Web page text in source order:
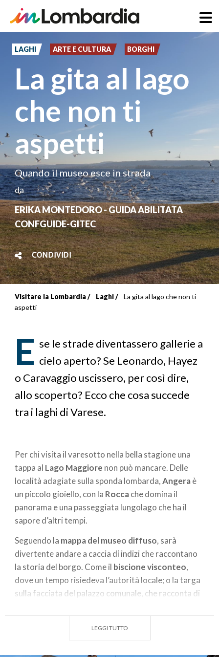
principale
LAGHI ARTE E CULTURA BORGHI
La gita al lago
che non ti
aspetti
Quando il museo esce in strada
da
ERIKA MONTEDORO - GUIDA ABILITATA
CONFGUIDE-GITEC
CONDIVIDI
Briciole
pane
Visitare la Lombardia Laghi
La gita al lago che non ti
aspetti
E se le strade diventassero gallerie a
cielo aperto? Se Leonardo, Hayez
o Caravaggio uscissero, per così dire,
allo scoperto? Ecco che cosa succede
tra i laghi di Varese.
Per chi visita il varesotto nella bella stagione una
tappa al Lago Maggiore non può mancare. Delle
località adagiate sulla sponda lombarda,Angeraè
un piccolo gioiello, con la Roccache domina il
panorama e una passeggiata lungolago che ha il
sapore d’altri tempi.
Seguendo la mappa del museo diffuso, sarà
divertente andare a caccia di indizi che raccontano
la storia del borgo. Come il biscione visconteo,
dove un tempo risiedeva l’autorità locale; o la targa
sulla facciata del palazzo comunale, che racconta di
storie che si possono scoprire tra i vicoli del centro
LEGGI TUTTO